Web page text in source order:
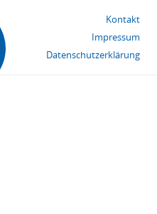
Kontakt
Impressum
Datenschutzerklärung